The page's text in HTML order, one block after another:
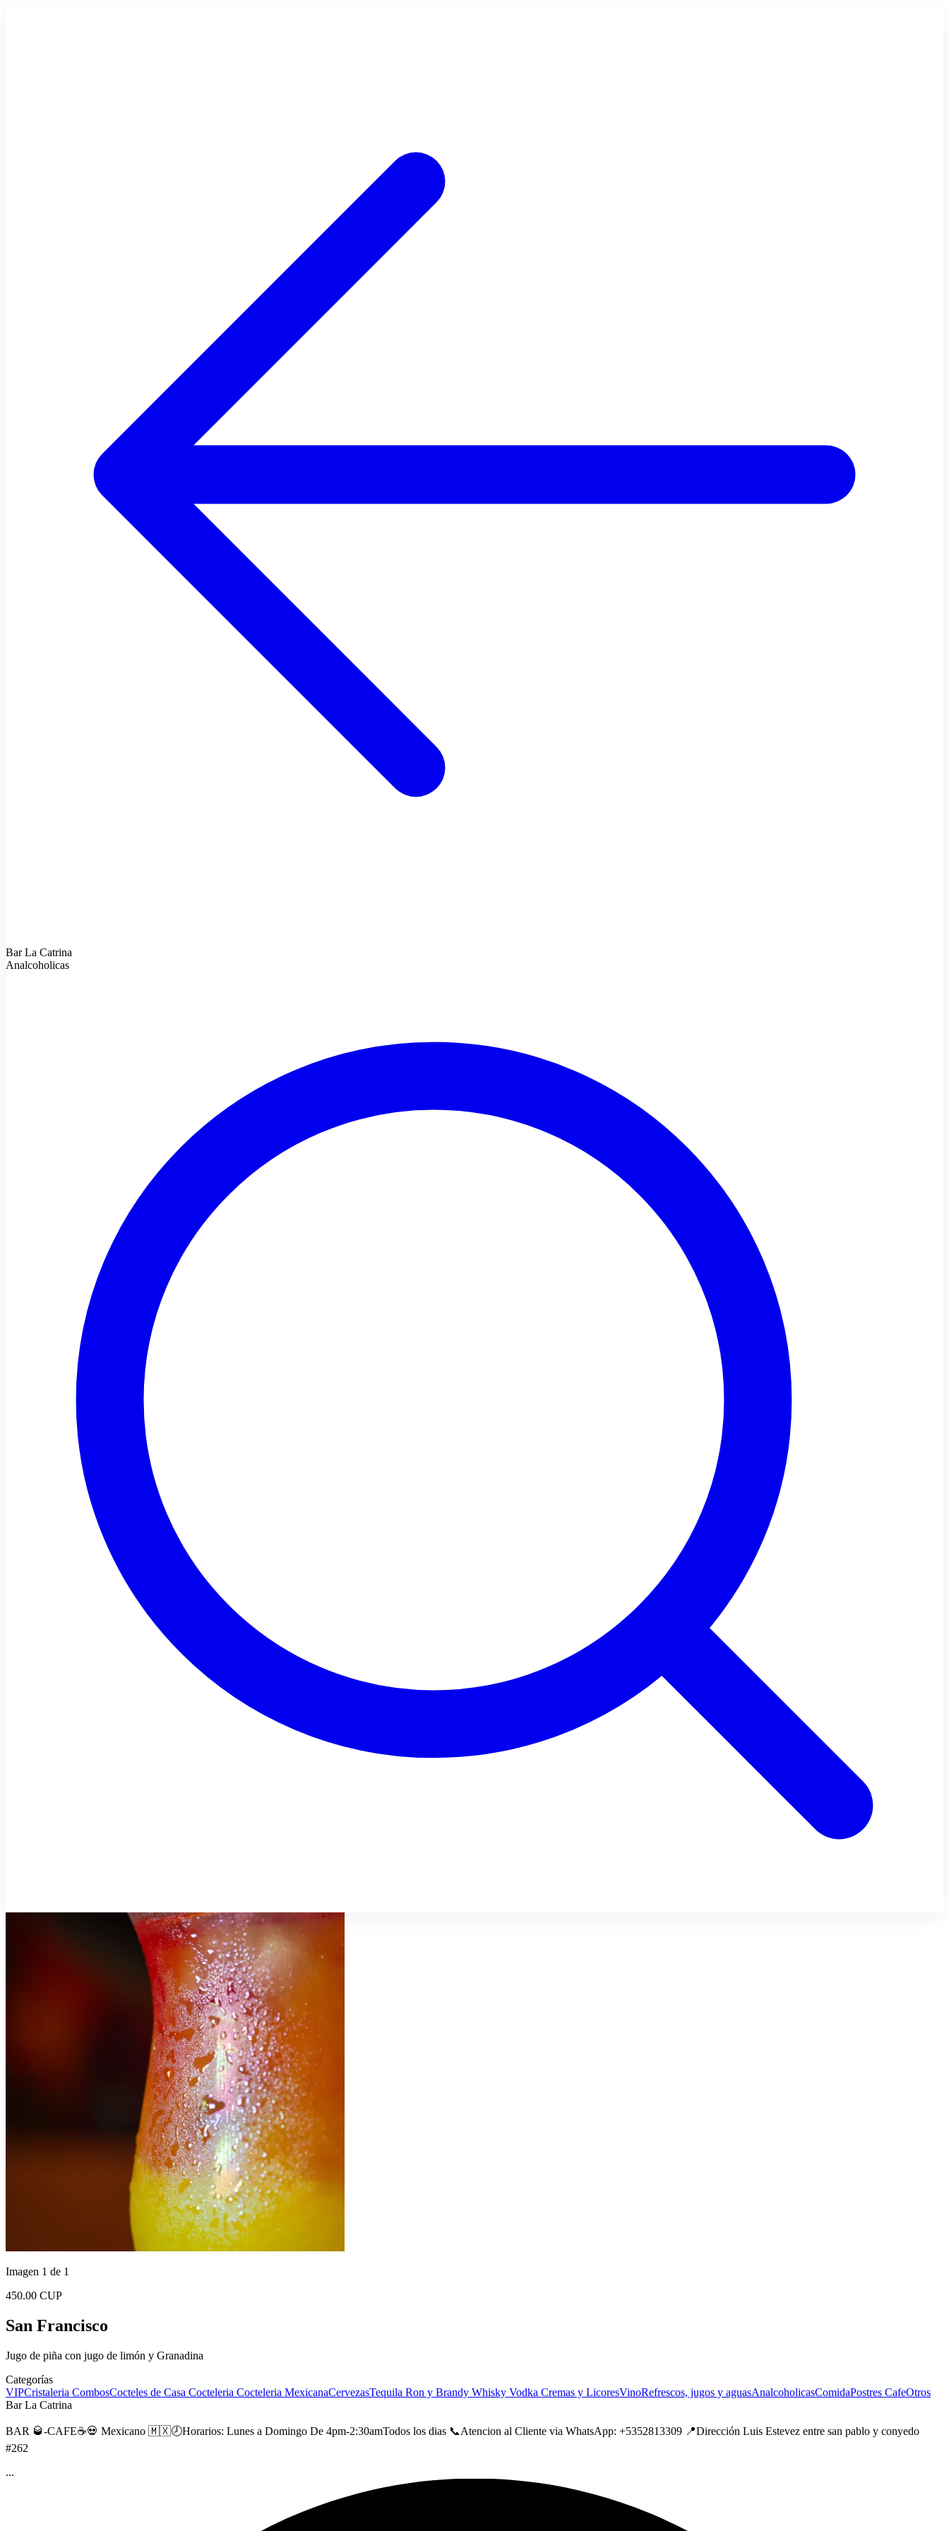
Bar La Catrina
Analcoholicas
Imagen 1 de 1
450.00 CUP
San Francisco
Jugo de piña con jugo de limón y Granadina
Categorías
VIPCristaleria CombosCocteles de Casa Cocteleria Cocteleria MexicanaCervezasTequila Ron y Brandy Whisky Vodka Cremas y LicoresVinoRefrescos, jugos y aguasAnalcoholicasComidaPostres CafeOtros
Bar La Catrina
BAR 🥃-CAFE☕️💀 Mexicano 🇲🇽🕗Horarios: Lunes a Domingo De 4pm-2:30amTodos los dias 📞Atencion al Cliente via WhatsApp: +5352813309 📍Dirección Luis Estevez entre san pablo y conyedo
#262
...